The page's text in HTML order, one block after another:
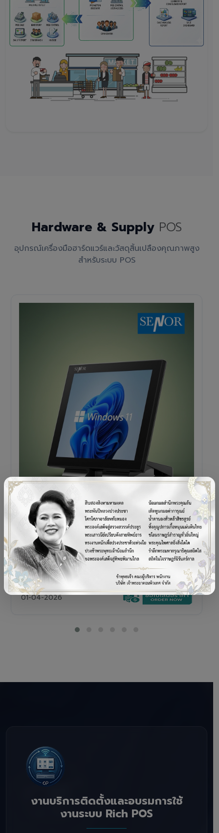
Hardware & Supply POS
อุปกรณ์เครื่องมือฮาร์ดแวร์และวัสดุสิ้นเปลืองคุณภาพสูง
สำหรับระบบ POS
POS TERMINAL
SENOR V+5s
เครื่อง POS All-in-One Touch Screen ดีไซน์พรีเมียม
01-04-2026
งานบริการติดตั้งและอบรมการใช้
งานระบบ Rich POS